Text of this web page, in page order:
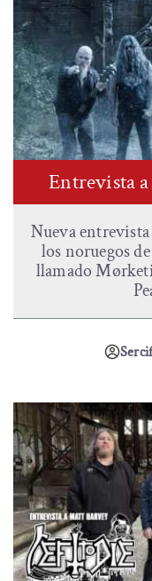
Entrevista
Nueva
los noruegos
llamado